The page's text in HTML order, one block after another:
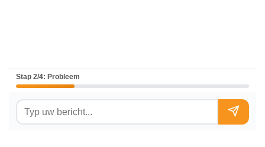
Stap 2/4: Probleem